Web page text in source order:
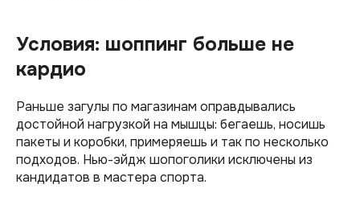
Условия: шоппинг больше не
кардио
Раньше загулы по магазинам оправдывались
достойной нагрузкой на мышцы: бегаешь, носишь
пакеты и коробки, примеряешь и так по несколько
подходов. Нью-эйдж шопоголики исключены из
кандидатов в мастера спорта.